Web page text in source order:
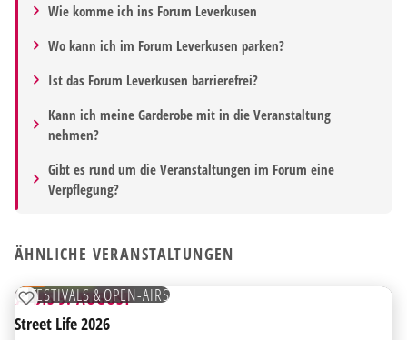
Wie komme ich ins Forum Leverkusen
Wo kann ich im Forum Leverkusen parken?
Ist das Forum Leverkusen barrierefrei?
Kann ich meine Garderobe mit in die Veranstaltung
nehmen?
Gibt es rund um die Veranstaltungen im Forum eine
Verpflegung?
ÄHNLICHE VERANSTALTUNGEN
07
FESTIVALS & OPEN-AIRS
ZUR MERKLISTE HINZUFÜGEN
7. BIS 9. AUGUST
Street Life 2026